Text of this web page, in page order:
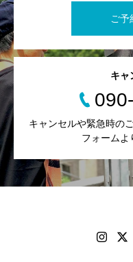
ご予
キャ
キャンセルや緊急時の
フォームよ